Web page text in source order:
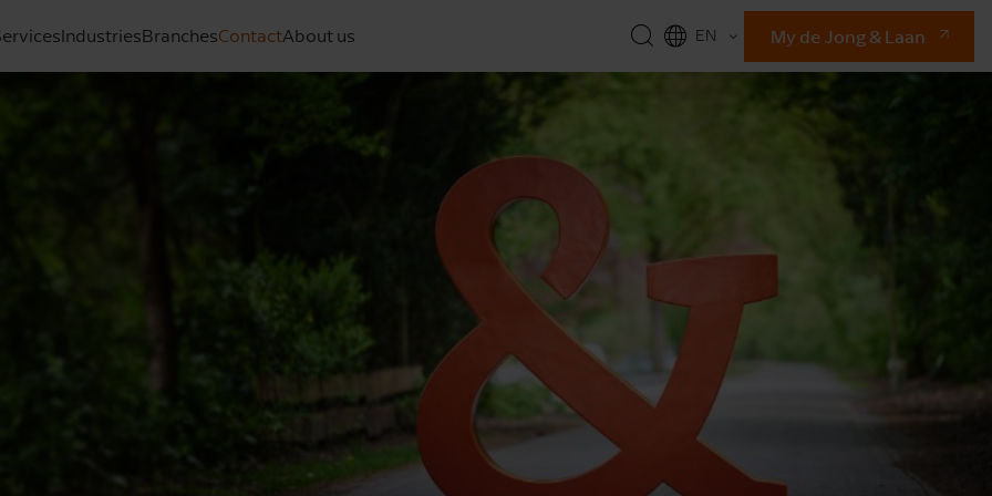
IndustriesBranchesContactAbout us
EN
NL
My de Jong & Laan